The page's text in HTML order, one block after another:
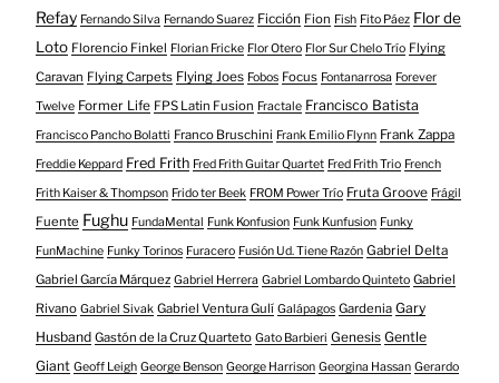
Refay Fernando Silva Fernando Suarez Ficción Fion Fish Fito Páez Flor de
Loto Florencio Finkel Florian Fricke Flor Otero Flor Sur Chelo Trío Flying
Caravan Flying Carpets Flying Joes Fobos Focus Fontanarrosa Forever
Twelve Former Life FPS Latin Fusion Fractale Francisco Batista
Francisco Pancho Bolatti Franco Bruschini Frank Emilio Flynn Frank Zappa
Freddie Keppard Fred Frith Fred Frith Guitar Quartet Fred Frith Trio French
Frith Kaiser & Thompson Frido ter Beek FROM Power Trío Fruta Groove Frágil
Fuente Fughu FundaMental Funk Konfusion Funk Kunfusion Funky
FunMachine Funky Torinos Furacero Fusión Ud. Tiene Razón Gabriel Delta
Gabriel García Márquez Gabriel Herrera Gabriel Lombardo Quinteto Gabriel
Rivano Gabriel Sivak Gabriel Ventura Gulí Galápagos Gardenia Gary
Husband Gastón de la Cruz Quarteto Gato Barbieri Genesis Gentle
Giant Geoff Leigh George Benson George Harrison Georgina Hassan Gerardo